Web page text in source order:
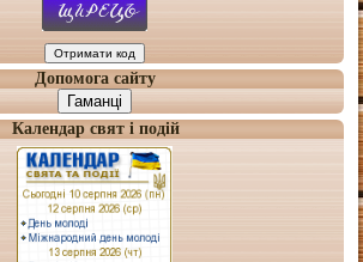
Допомога сайту
Гаманці
Календар свят і подій